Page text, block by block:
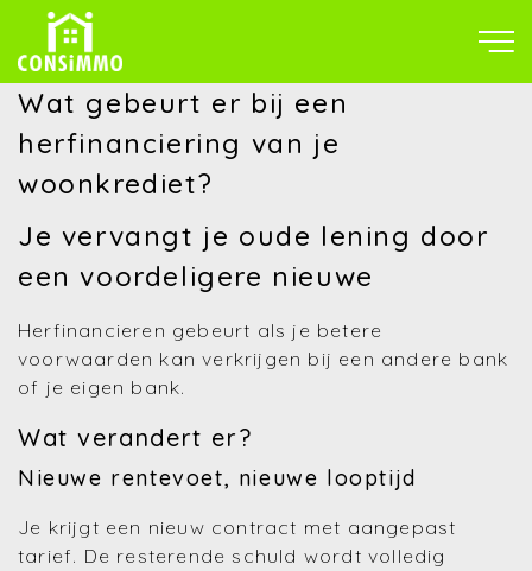
Wat gebeurt er bij een
herfinanciering van je
woonkrediet?
Je vervangt je oude lening door
een voordeligere nieuwe
Herfinancieren gebeurt als je betere
voorwaarden kan verkrijgen bij een andere bank
of je eigen bank.
Wat verandert er?
Nieuwe rentevoet, nieuwe looptijd
Je krijgt een nieuw contract met aangepast
tarief. De resterende schuld wordt volledig